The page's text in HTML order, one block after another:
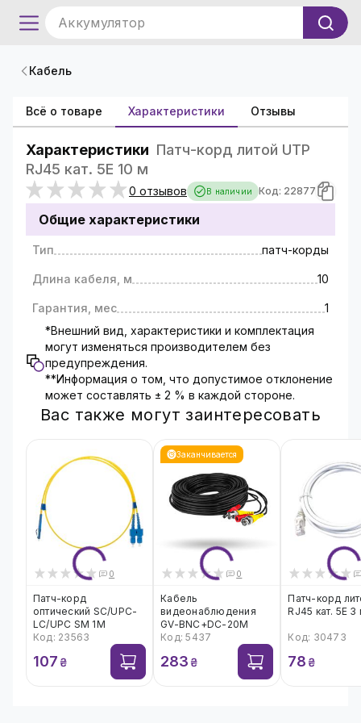
Аккумулятор
Кабель
Всё о товаре Характеристики Отзывы
Характеристики Патч-корд литой UTP
RJ45 кат. 5Е 10 м
0 отзывов В наличии Код: 22877
Общие характеристики
Тип патч-корды
Длина кабеля, м 10
Гарантия, мес
1
*Внешний вид, характеристики и комплектация
могут изменяться производителем без
предупреждения.
**Информация о том, что допустимое отклонение
может составлять ± 2 % в каждой стороне.
Вас также могут заинтересовать
0
Патч-корд
оптический SC/UPC-
LC/UPC SM 1M
Код: 23563
107 ₴
Заканчивается
0
Кабель
видеонаблюдения
GV-BNC+DC-20M
Код: 5437
283 ₴
Патч-корд
RJ45 кат. 5Е 3
Код: 30473
78 ₴